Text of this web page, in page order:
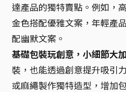
達產品的獨特賣點。例如，
金色搭配優雅文案，年輕產
配幽默文案。
基礎包裝玩創意，小細節大
裝，也能透過創意提升吸引
或麻繩製作獨特造型，增加